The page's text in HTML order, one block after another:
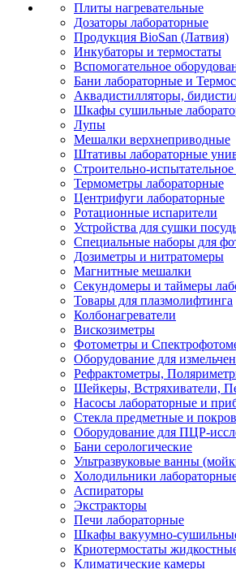
Плиты нагревательные
Дозаторы лабораторные
Продукция BioSan (Латвия)
Инкубаторы и термостаты
Вспомогательное
Бани лабораторные и
Аквадистилляторы,
Шкафы сушильные
Лупы
Мешалки верхнеприводные
Штативы лабораторные
Строительно-
Термометры лабораторные
Центрифуги лабораторные
Ротационные испарители
Устройства для сушки
Специальные наборы для
Дозиметры и нитратомеры
Магнитные мешалки
Секундомеры и таймеры
Товары для плазмолифтинга
Колбонагреватели
Вискозиметры
Фотометры и
Оборудование для
Рефрактометры,
Шейкеры, Встряхиватели,
Насосы лабораторные и
Стекла предметные и
Оборудование для ПЦР-
Бани серологические
Ультразвуковые ванны
Холодильники
Аспираторы
Экстракторы
Печи лабораторные
Шкафы вакуумно-
Криотермостаты
Климатические камеры